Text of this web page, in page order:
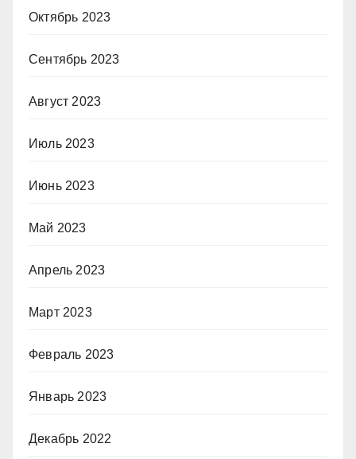
Октябрь 2023
Сентябрь 2023
Август 2023
Июль 2023
Июнь 2023
Май 2023
Апрель 2023
Март 2023
Февраль 2023
Январь 2023
Декабрь 2022